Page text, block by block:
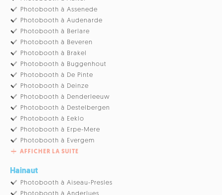
Photobooth à Assenede
Photobooth à Audenarde
Photobooth à Berlare
Photobooth à Beveren
Photobooth à Brakel
Photobooth à Buggenhout
Photobooth à De Pinte
Photobooth à Deinze
Photobooth à Denderleeuw
Photobooth à Destelbergen
Photobooth à Eeklo
Photobooth à Erpe-Mere
Photobooth à Evergem
AFFICHER LA SUITE
Hainaut
Photobooth à Aiseau-Presles